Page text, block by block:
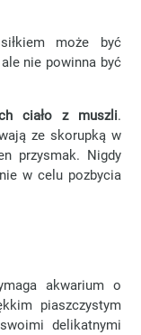
może być
nie powinna być
ciało z muszli.
ze skorupką w
przysmak. Nigdy
w celu pozbycia
akwarium o
piaszczystym
delikatnymi